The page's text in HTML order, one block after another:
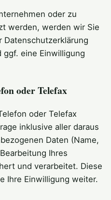
oder zu
werden, werden wir Sie
Datenschutzerklärung
eine Einwilligung
oder Telefax
oder Telefax
inklusive aller daraus
Daten (Name,
Ihres
und verarbeitet. Diese
Ihre Einwilligung weiter.